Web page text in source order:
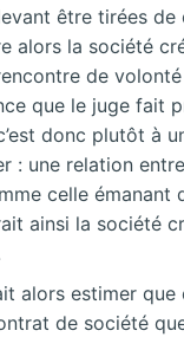
être tirées
alors la société
de
que le juge fait
donc plutôt à
: une relation
celle émanant
ainsi la société
alors estimer que
de société